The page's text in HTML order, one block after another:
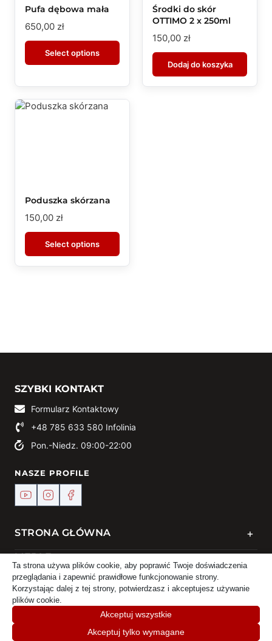
Pufa dębowa mała
650,00 zł
Select options
Środki do skór
OTTIMO 2 x 250ml
150,00 zł
Dodaj do koszyka
Poduszka skórzana
150,00 zł
Select options
SZYBKI KONTAKT
Formularz Kontaktowy
+48 785 633 580 Infolinia
Pon.-Niedz. 09:00-22:00
NASZE PROFILE
STRONA GŁÓWNA +
MEBLE +
KONTAKT
© 2024 Meble DEKO | Powered by
Ta strona używa plików cookie, aby poprawić Twoje doświadczenia
przeglądania i zapewnić prawidłowe funkcjonowanie strony.
Korzystając dalej z tej strony, potwierdzasz i akceptujesz używanie
plików cookie.
Akceptuj wszystkie
Akceptuj tylko wymagane